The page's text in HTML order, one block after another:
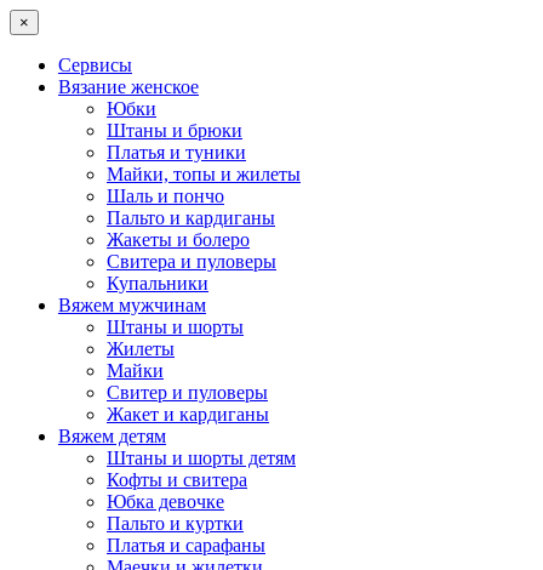
×
Сервисы
Вязание женское
Юбки
Штаны и брюки
Платья и туники
Майки, топы и жилеты
Шаль и пончо
Пальто и кардиганы
Жакеты и болеро
Свитера и пуловеры
Купальники
Вяжем мужчинам
Штаны и шорты
Жилеты
Майки
Свитер и пуловеры
Жакет и кардиганы
Вяжем детям
Штаны и шорты детям
Кофты и свитера
Юбка девочке
Пальто и куртки
Платья и сарафаны